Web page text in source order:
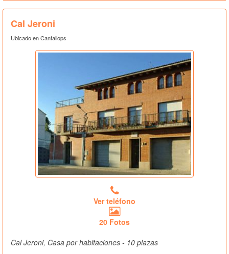
Cal Jeroni
Ubicado en Cantallops
Ver teléfono
20 Fotos
Cal Jeroni, Casa por habitaciones - 10 plazas